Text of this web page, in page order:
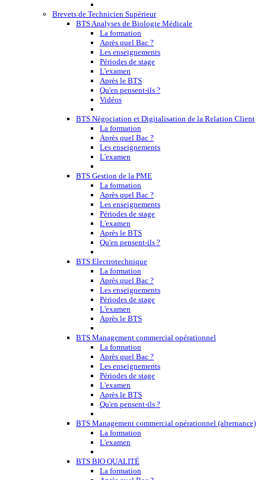
Brevets de Technicien Supérieur
BTS Analyses de Biologie Médicale
La formation
Après quel Bac ?
Les enseignements
Périodes de stage
L'examen
Après le BTS
Qu'en pensent-ils ?
Vidéos
BTS Négociation et Digitalisation de la Relation Client
La formation
Après quel Bac ?
Les enseignements
L'examen
BTS Gestion de la PME
La formation
Après quel Bac ?
Les enseignements
Périodes de stage
L'examen
Après le BTS
Qu'en pensent-ils ?
BTS Electrotechnique
La formation
Après quel Bac ?
Les enseignements
Périodes de stage
L'examen
Après le BTS
BTS Management commercial opérationnel
La formation
Après quel Bac ?
Les enseignements
Périodes de stage
L'examen
Après le BTS
Qu'en pensent-ils ?
BTS Management commercial opérationnel (alternance)
La formation
L'examen
BTS BIO QUALITÉ
La formation